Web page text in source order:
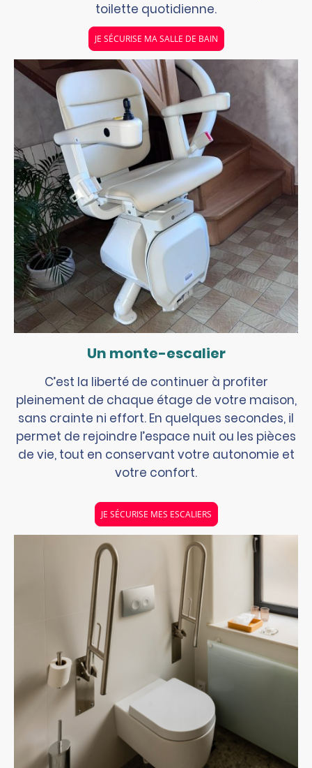
toilette quotidienne.
JE SÉCURISE MA SALLE DE BAIN
Un monte-escalier
C’est la liberté de continuer à profiter
pleinement de chaque étage de votre maison,
sans crainte ni effort. En quelques secondes, il
permet de rejoindre l’espace nuit ou les pièces
de vie, tout en conservant votre autonomie et
votre confort.
JE SÉCURISE MES ESCALIERS